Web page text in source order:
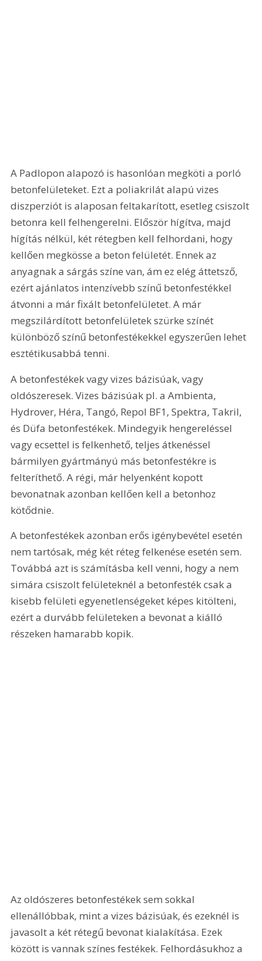
A Padlopon alapozó is hasonlóan megköti a porló
betonfelületeket. Ezt a poliakrilát alapú vizes
diszperziót is alaposan feltakarított, esetleg csiszolt
betonra kell felhengerelni. Először hígítva, majd
hígítás nélkül, két rétegben kell felhordani, hogy
kellően megkösse a beton felületét. Ennek az
anyagnak a sárgás színe van, ám ez elég áttetsző,
ezért ajánlatos intenzívebb színű betonfestékkel
átvonni a már fixált betonfelületet. A már
megszilárdított betonfelületek szürke színét
különböző színű betonfestékekkel egyszerűen lehet
esztétikusabbá tenni.
A betonfestékek vagy vizes bázisúak, vagy
oldószeresek. Vizes bázisúak pl. a Ambienta,
Hydrover, Héra, Tangó, Repol BF1, Spektra, Takril,
és Düfa betonfestékek. Mindegyik hengereléssel
vagy ecsettel is felkenhető, teljes átkenéssel
bármilyen gyártmányú más betonfestékre is
felteríthető. A régi, már helyenként kopott
bevonatnak azonban kellően kell a betonhoz
kötődnie.
A betonfestékek azonban erős igénybevétel esetén
nem tartósak, még két réteg felkenése esetén sem.
Továbbá azt is számításba kell venni, hogy a nem
simára csiszolt felületeknél a betonfesték csak a
kisebb felületi egyenetlenségeket képes kitölteni,
ezért a durvább felületeken a bevonat a kiálló
részeken hamarabb kopik.
Az oldószeres betonfestékek sem sokkal
ellenállóbbak, mint a vizes bázisúak, és ezeknél is
javasolt a két rétegű bevonat kialakítása. Ezek
között is vannak színes festékek. Felhordásukhoz a